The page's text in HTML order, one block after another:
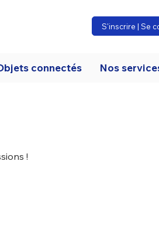
S'inscrire | Se
connectés Nos
!